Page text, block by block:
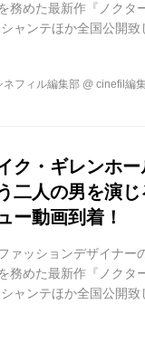
務めた最新作『ノクタ
ャンテほか全国公開
チア国際映画祭で審査
が本年度アカデミー賞
ネフィル編集部 @ cinefil編
ク・ギレンホ
二人の男を演
ー動画到着！
ァッションデザイナー
務めた最新作『ノクタ
ャンテほか全国公開
ネチア国際映画祭で審